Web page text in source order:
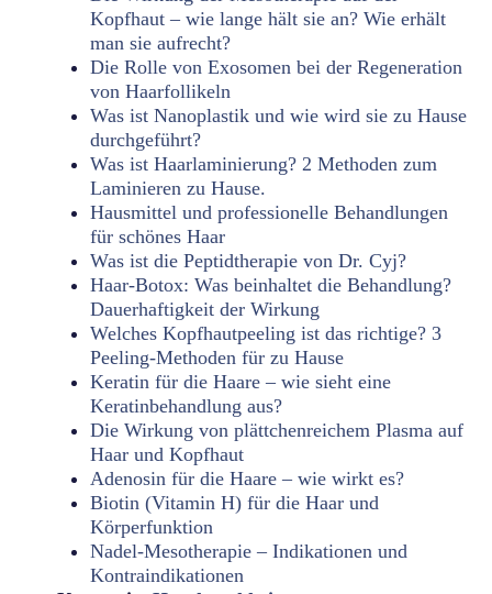
Kopfhaut – wie lange hält sie an? Wie erhält
man sie aufrecht?
Die Rolle von Exosomen bei der Regeneration
von Haarfollikeln
Was ist Nanoplastik und wie wird sie zu Hause
durchgeführt?
Was ist Haarlaminierung? 2 Methoden zum
Laminieren zu Hause.
Hausmittel und professionelle Behandlungen
für schönes Haar
Was ist die Peptidtherapie von Dr. Cyj?
Haar-Botox: Was beinhaltet die Behandlung?
Dauerhaftigkeit der Wirkung
Welches Kopfhautpeeling ist das richtige? 3
Peeling-Methoden für zu Hause
Keratin für die Haare – wie sieht eine
Keratinbehandlung aus?
Die Wirkung von plättchenreichem Plasma auf
Haar und Kopfhaut
Adenosin für die Haare – wie wirkt es?
Biotin (Vitamin H) für die Haar und
Körperfunktion
Nadel-Mesotherapie – Indikationen und
Kontraindikationen